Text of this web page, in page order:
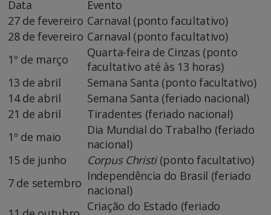
Data
Evento
27 de fevereiro Carnaval (ponto facultativo)
28 de fevereiro Carnaval (ponto facultativo)
1º de março
Quarta-feira de Cinzas (ponto
facultativo até às 13 horas)
13 de abril
Semana Santa (ponto facultativo)
14 de abril
Semana Santa (feriado nacional)
21 de abril
Tiradentes (feriado nacional)
1º de maio
Dia Mundial do Trabalho (feriado
nacional)
15 de junho
Corpus Christi(ponto facultativo)
7 de setembro Independência do Brasil (feriado
nacional)
Criação do Estado (feriado